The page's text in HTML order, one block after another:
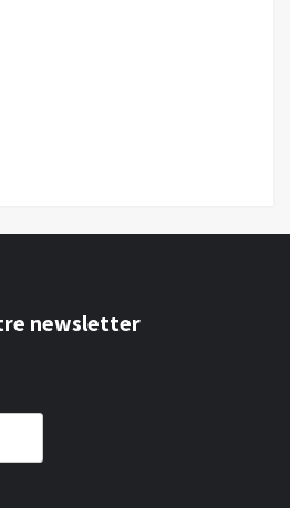
newsletter